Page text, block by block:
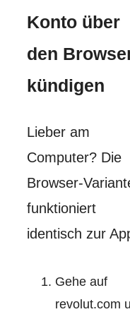
Konto über
den
kündigen
Lieber am
Computer? Die
Browser-
funktioniert
identisch zur
Gehe auf
revolut.com